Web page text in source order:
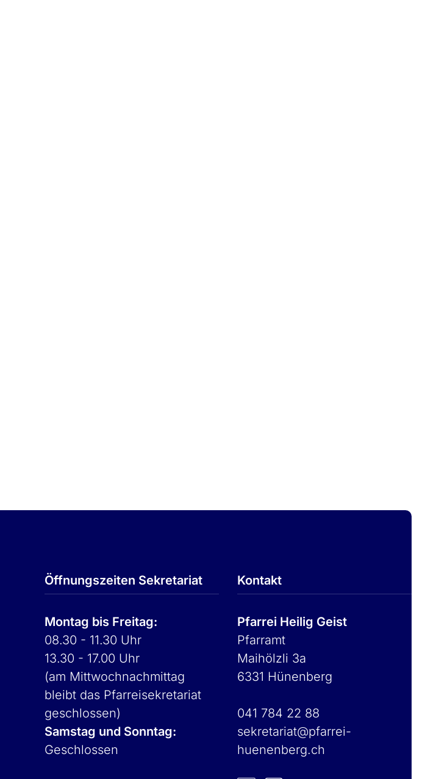
Öffnungszeiten Sekretariat
Montag bis Freitag:
08.30 - 11.30 Uhr
13.30 - 17.00 Uhr
(am Mittwochnachmittag
bleibt das Pfarreisekretariat
geschlossen)
Samstag und Sonntag:
Geschlossen
Kontakt
Pfarrei Heilig Geist
Pfarramt
Maihölzli 3a
6331 Hünenberg
041 784 22 88
sekretariat@pfarrei-
huenenberg.ch